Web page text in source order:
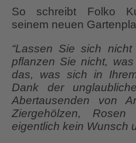
So schreibt Folko
seinem neuen
“Lassen Sie sich
pflanzen Sie nicht,
das, was sich in
Dank der
Abertausenden von
Ziergehölzen,
eigentlich kein Wunsch